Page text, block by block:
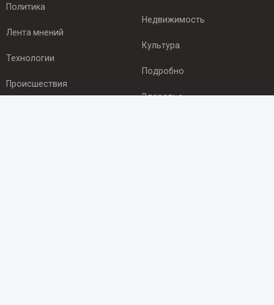
Политика
Лента мнений
Технологии
Происшествия
Недвижимость
Культура
Подробно
Здоровье